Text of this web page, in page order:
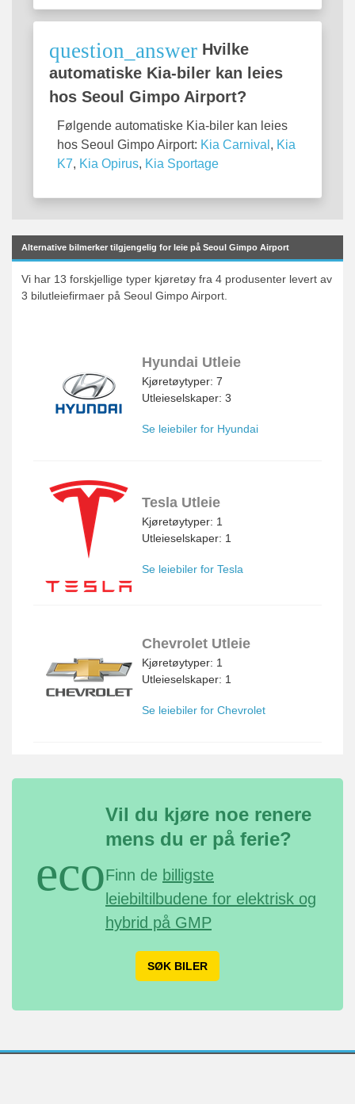
question_answer Hvilke
automatiske Kia-biler kan leies
hos Seoul Gimpo Airport?
Følgende automatiske Kia-biler kan leies
hos Seoul Gimpo Airport: Kia Carnival , Kia
K7, Kia Opirus, Kia Sportage
Alternative bilmerker tilgjengelig for leie på Seoul Gimpo Airport
Vi har 13 forskjellige typer kjøretøy fra 4 produsenter levert av
3 bilutleiefirmaer på Seoul Gimpo Airport.
Hyundai Utleie
Kjøretøytyper: 7
Utleieselskaper: 3
Se leiebiler for Hyundai
Tesla Utleie
Kjøretøytyper: 1
Utleieselskaper: 1
Se leiebiler for Tesla
Chevrolet Utleie
Kjøretøytyper: 1
Utleieselskaper: 1
Se leiebiler for Chevrolet
eco
Vil du kjøre noe renere
mens du er på ferie?
Finn de billigste
leiebiltilbudene for elektrisk og
hybrid på GMP
SØK BILER